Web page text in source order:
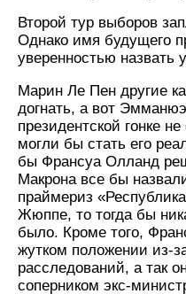
Второй тур выборов
Однако имя будущего
уверенностью назвать
Марин Ле Пен другие
догнать, а вот
президентской гонке
могли бы стать его
бы Франсуа Олланд
Макрона все бы
праймериз
Жюппе, то тогда бы
было. Кроме того,
жутком положении из-
расследований, а так
соперником экс-